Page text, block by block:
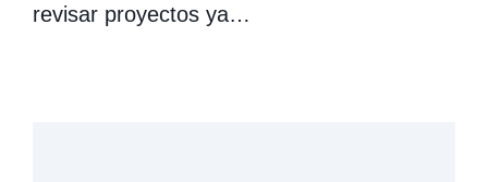
revisar proyectos ya…